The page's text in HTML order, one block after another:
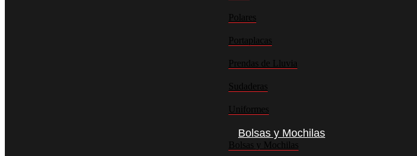
Polares
Portaplacas
Prendas de Lluvia
Sudaderas
Uniformes
Bolsas y Mochilas
Bolsas y Mochilas